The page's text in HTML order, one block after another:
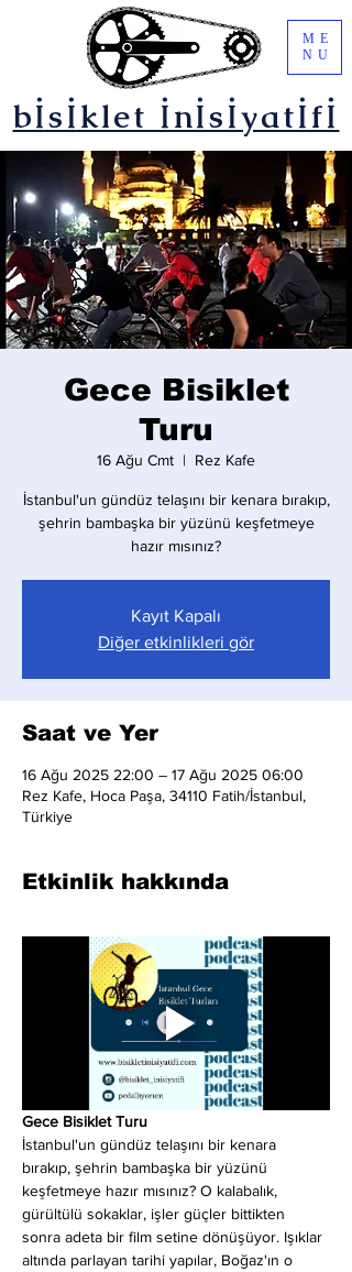
bİsİklet İnİsİyatİfİ
ME
NU
Gece Bisiklet
Turu
16 Ağu Cmt
  |
Rez Kafe
İstanbul'un gündüz telaşını bir kenara bırakıp,
şehrin bambaşka bir yüzünü keşfetmeye
hazır mısınız?
Kayıt Kapalı
Diğer etkinlikleri gör
Saat ve Yer
16 Ağu 2025 22:00 – 17 Ağu 2025 06:00
Rez Kafe, Hoca Paşa, 34110 Fatih/İstanbul,
Türkiye
Etkinlik hakkında
Gece Bisiklet Turu
İstanbul'un gündüz telaşını bir kenara
bırakıp, şehrin bambaşka bir yüzünü
keşfetmeye hazır mısınız? O kalabalık,
gürültülü sokaklar, işler güçler bittikten
sonra adeta bir film setine dönüşüyor. Işıklar
altında parlayan tarihi yapılar, Boğaz'ın o